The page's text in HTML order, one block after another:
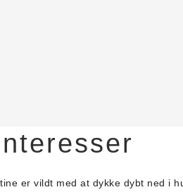
er vildt med at dykke dybt ned i